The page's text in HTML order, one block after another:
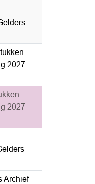
2027
2027
Archief